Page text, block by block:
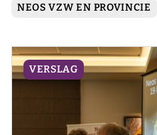
NEOS VZW EN PROVINCIE
VERSLAG